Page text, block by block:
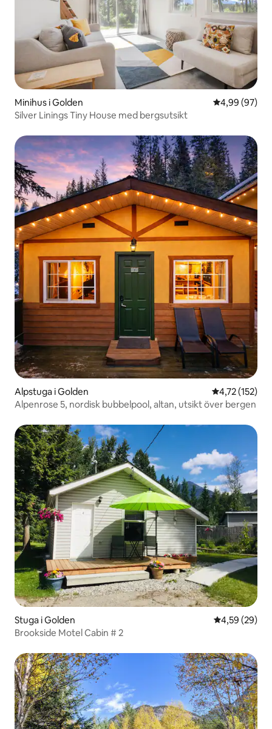
Minihus i Golden 4,99 av 5 i
4,99 (97)
Silver Linings Tiny House med bergsutsikt
Alpstuga i Golden 4,72 av 5 i
4,72 (152)
Alpenrose 5, nordisk bubbelpool, altan, utsikt över bergen
Stuga i Golden 4,59 av 5 i
4,59 (29)
Brookside Motel Cabin # 2